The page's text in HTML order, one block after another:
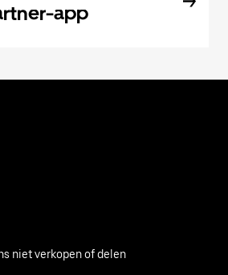
app
niet verkopen of delen